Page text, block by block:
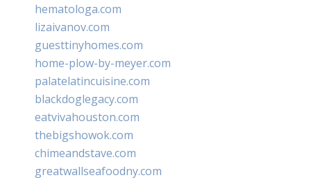
hematologa.com
lizaivanov.com
guesttinyhomes.com
home-plow-by-meyer.com
palatelatincuisine.com
blackdoglegacy.com
eatvivahouston.com
thebigshowok.com
chimeandstave.com
greatwallseafoodny.com